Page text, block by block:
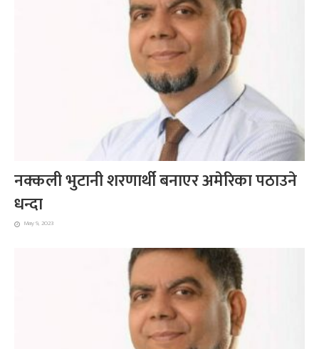
नक्कली भुटानी शरणार्थी बनाएर अमेरिका पठाउने
धन्दा
May 9, 2023